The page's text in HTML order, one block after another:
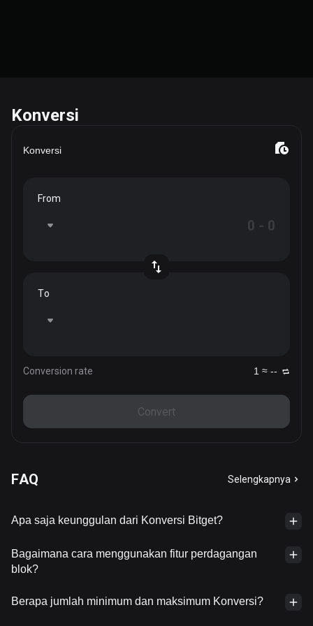
Konversi
Konversi
From
To
Conversion rate 1 ≈ --
Convert
FAQ Selengkapnya
Apa saja keunggulan dari Konversi Bitget?
Bagaimana cara menggunakan fitur perdagangan
blok?
Berapa jumlah minimum dan maksimum Konversi?